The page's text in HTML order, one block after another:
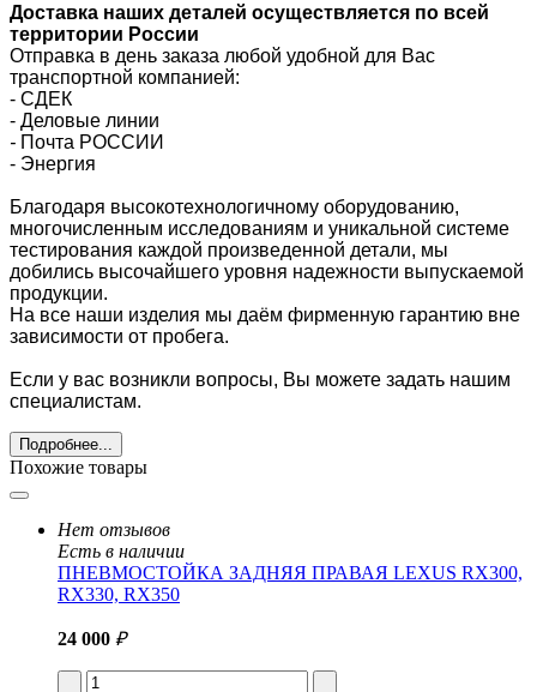
Доставка наших деталей осуществляется по всей
территории России
Отправка в день заказа любой удобной для Вас
транспортной компанией:
- СДЕК
- Деловые линии
- Почта РОССИИ
- Энергия
Благодаря высокотехнологичному оборудованию,
многочисленным исследованиям и уникальной системе
тестирования каждой произведенной детали, мы
добились высочайшего уровня надежности выпускаемой
продукции.
На все наши изделия мы даём фирменную гарантию вне
зависимости от пробега.
Если у вас возникли вопросы, Вы можете задать нашим
специалистам.
Подробнее...
Похожие товары
Нет отзывов
Есть в наличии
ПНЕВМОСТОЙКА ЗАДНЯЯ ПРАВАЯ LEXUS RX300,
RX330, RX350
24 000 ₽